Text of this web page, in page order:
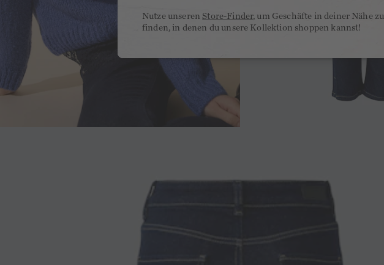
Nutze unseren Store-Finder, um Geschäfte in deiner Nähe zu
finden, in denen du unsere Kollektion shoppen kannst!